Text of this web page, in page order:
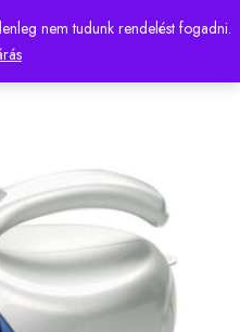
nem tudunk rendelést fogadni.